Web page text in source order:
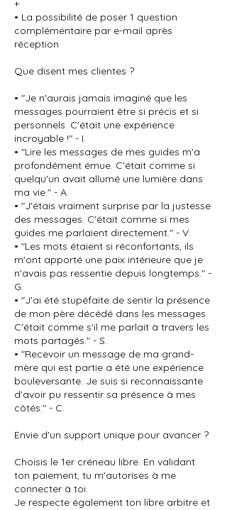
+
• La possibilité de poser 1 question
complémentaire par e-mail après
réception
Que disent mes clientes ?
• "Je n'aurais jamais imaginé que les
messages pourraient être si précis et si
personnels. C'était une expérience
incroyable !" - I.
• "Lire les messages de mes guides m'a
profondément émue. C'était comme si
quelqu'un avait allumé une lumière dans
ma vie." - A.
• "J'étais vraiment surprise par la justesse
des messages. C'était comme si mes
guides me parlaient directement." - V.
• "Les mots étaient si réconfortants, ils
m'ont apporté une paix intérieure que je
n'avais pas ressentie depuis longtemps." -
G.
• "J'ai été stupéfaite de sentir la présence
de mon père décédé dans les messages.
C'était comme s'il me parlait à travers les
mots partagés." - S.
• "Recevoir un message de ma grand-
mère qui est partie a été une expérience
bouleversante. Je suis si reconnaissante
d'avoir pu ressentir sa présence à mes
côtés." - C.
Envie d'un support unique pour avancer ?
Choisis le 1er créneau libre. En validant
ton paiement, tu m'autorises à me
connecter à toi.
Je respecte également ton libre arbitre et